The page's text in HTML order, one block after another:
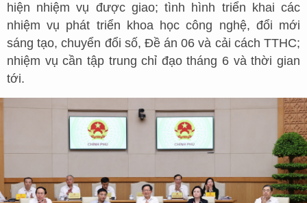
hiện nhiệm vụ được giao; tình hình triển khai các
nhiệm vụ phát triển khoa học công nghệ, đổi mới
sáng tạo, chuyển đổi số, Đề án 06 và cải cách TTHC;
nhiệm vụ cần tập trung chỉ đạo tháng 6 và thời gian
tới.